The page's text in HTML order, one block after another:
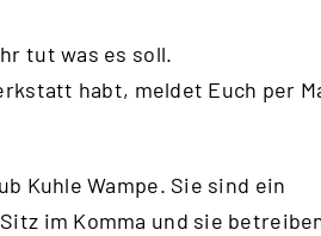
tut was es soll.
habt, meldet Euch per
Kuhle Wampe. Sie sind ein
im Komma und sie